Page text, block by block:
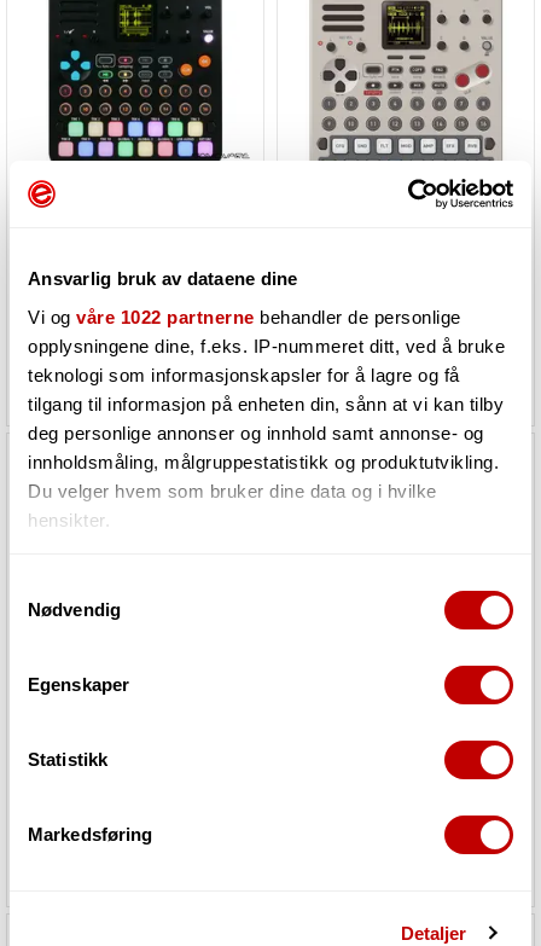
Ansvarlig bruk av dataene dine
Vi og våre 1022 partnerne behandler de personlige
opplysningene dine, f.eks. IP-nummeret ditt, ved å bruke
teknologi som informasjonskapsler for å lagre og få
tilgang til informasjon på enheten din, sånn at vi kan tilby
deg personlige annonser og innhold samt annonse- og
innholdsmåling, målgruppestatistikk og produktutvikling.
Du velger hvem som bruker dine data og i hvilke
hensikter.
Innhente informasjon om den geografiske
Identifisere enheten din ved å aktivt skanne den
Undermer info
kan du lese om hvordan dine personlige
brukes. Du kan hele tiden endre eller trekke tilbake ditt
samtykke fra erklæringen om informasjonskapsler.
annonser et personlig preg, for å levere sosiale
Nødvendig
Egenskaper
Statistikk
Markedsføring
Detaljer
Sonicware SmplTrek
Må bestilles. Varen er på lager
hos vår leverandør
7 010,-
Utsolgt
5 899,-
Sonicware LIVEN 8bit warps